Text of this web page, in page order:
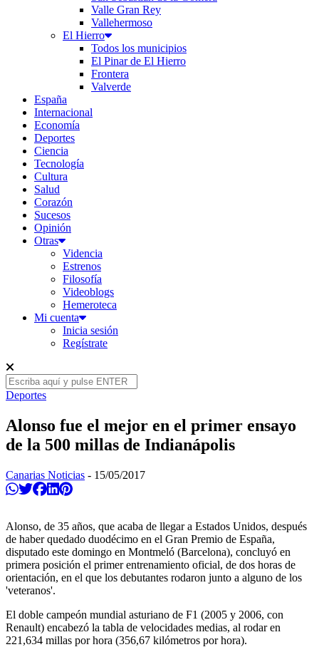
Valle Gran Rey
Vallehermoso
El Hierro
Todos los municipios
El Pinar de El Hierro
Frontera
Valverde
España
Internacional
Economía
Deportes
Ciencia
Tecnología
Cultura
Salud
Corazón
Sucesos
Opinión
Otras
Videncia
Estrenos
Filosofía
Videoblogs
Hemeroteca
Mi cuenta
Inicia sesión
Regístrate
Deportes
Alonso fue el mejor en el primer ensayo
de la 500 millas de Indianápolis
Canarias Noticias - 15/05/2017
Compartir en Whatsapp
Twittear
Compartir en Facebook
Compartir en Linkedin
Compartir en Pinterest
Alonso, de 35 años, que acaba de llegar a Estados Unidos, después
de haber quedado duodécimo en el Gran Premio de España,
disputado este domingo en Montmeló (Barcelona), concluyó en
primera posición el primer entrenamiento oficial, de dos horas de
orientación, en el que los debutantes rodaron junto a alguno de los
'veteranos'.
El doble campeón mundial asturiano de F1 (2005 y 2006, con
Renault) encabezó la tabla de velocidades medias, al rodar en
221,634 millas por hora (356,67 kilómetros por hora).